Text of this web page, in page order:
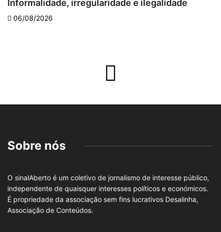
Informalidade, irregularidade e ilegalidade
06/08/2026
Sobre nós
O sinalAberto é um coletivo de jornalismo de interesse público,
independente de quaisquer interesses políticos e económicos.
É propriedade da associação sem fins lucrativos Desalinha,
Associação de Conteúdos.